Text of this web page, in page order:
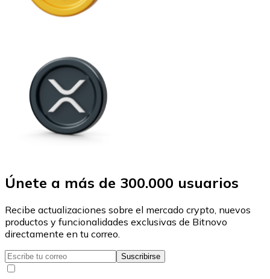
Únete a más de 300.000 usuarios
Recibe actualizaciones sobre el mercado crypto, nuevos
productos y funcionalidades exclusivas de Bitnovo
directamente en tu correo.
Suscribirse